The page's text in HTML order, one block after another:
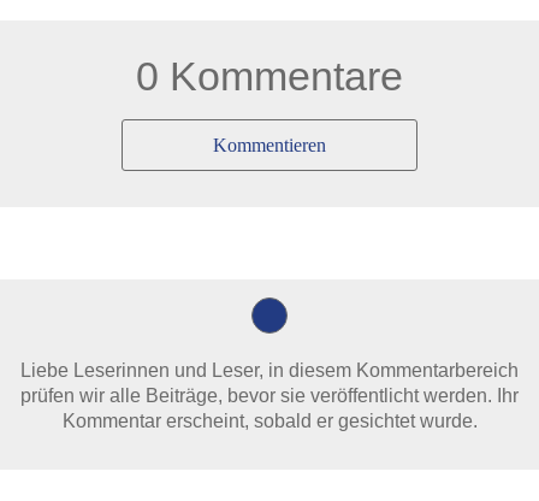
0 Kommentare
Kommentieren
Liebe Leserinnen und Leser, in diesem Kommentarbereich
prüfen wir alle Beiträge, bevor sie veröffentlicht werden. Ihr
Kommentar erscheint, sobald er gesichtet wurde.